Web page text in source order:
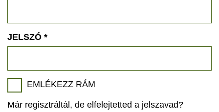
GEOPARKOK
JELSZÓ *
EMLÉKEZZ RÁM
Már regisztráltál, de elfelejtetted a jelszavad?